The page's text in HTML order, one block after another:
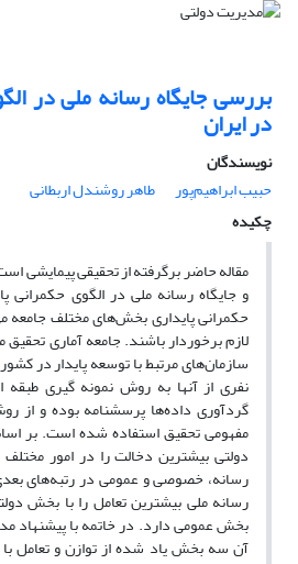
بررسی جایگاه رسانه ملی در
در ایران
نویسندگان
حبیب ابراهیم‌پور
طاهر روشندل اربطانی
چکیده
مقاله حاضر برگرفته از تحقیقی پیمایشی
و جایگاه رسانه ملی در الگوی حکمرانی
حکمرانی پایداری بخش‌های مختلف جامعه
لازم برخوردار باشند. جامعه آماری
نفری از آنها به روش نمونه گیری طبقه
گردآوری داده‌ها پرسشنامه بوده و از
مفهومی تحقیق استفاده شده است. بر
دولتی بیشترین دخالت را در امور
رسانه، خصوصی و عمومی در رتبه‌های
رسانه ملی بیشترین تعامل را با بخش
بخش عمومی دارد. در خاتمه با پیشنهاد
آن سه بخش یاد شده از توازن و تعامل